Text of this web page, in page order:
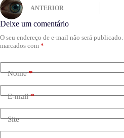
ANTERIOR
Deixe um comentário
O seu endereço de e-mail não será publicado.
marcados com *
Nome*
E-mail*
Site